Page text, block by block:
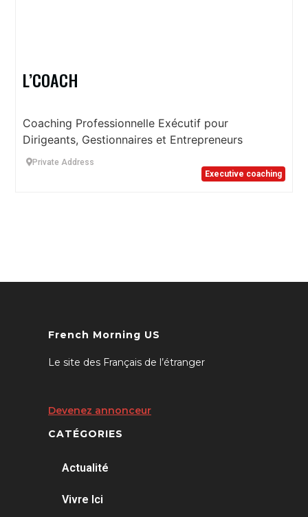
L’COACH
Coaching Professionnelle Exécutif pour
Dirigeants, Gestionnaires et Entrepreneurs
Private Address
Executive coaching
French Morning US
Le site des Français de l’étranger
Devenez annonceur
CATÉGORIES
Actualité
Vivre Ici